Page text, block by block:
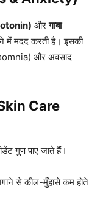
औरगाबा
में मदद करती है। इसकी
और अवसाद
Care
गुण पाए जाते हैं।
से कील-मुँहासे कम होते